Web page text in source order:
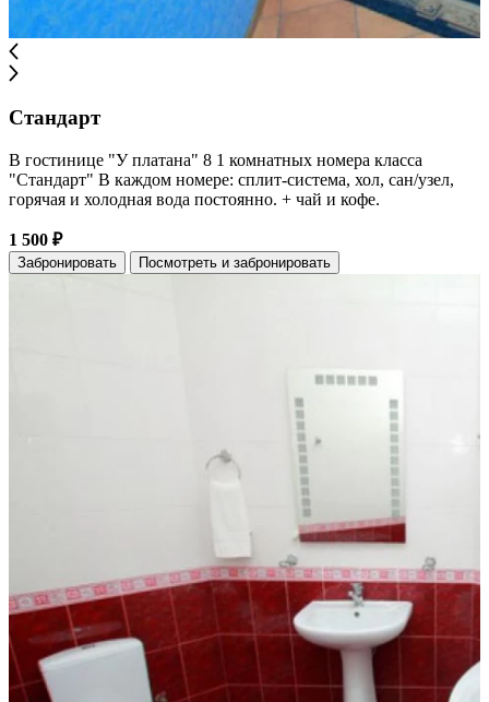
Стандарт
В гостинице "У платана" 8 1 комнатных номера класса
"Стандарт" В каждом номере: сплит-система, хол, сан/узел,
горячая и холодная вода постоянно. + чай и кофе.
1 500 ₽
Забронировать Посмотреть и забронировать